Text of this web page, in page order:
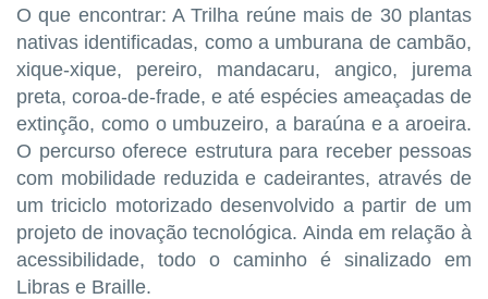
O que encontrar: A Trilha reúne mais de 30 plantas
nativas identificadas, como a umburana de cambão,
xique-xique, pereiro, mandacaru, angico, jurema
preta, coroa-de-frade, e até espécies ameaçadas de
extinção, como o umbuzeiro, a baraúna e a aroeira.
O percurso oferece estrutura para receber pessoas
com mobilidade reduzida e cadeirantes, através de
um triciclo motorizado desenvolvido a partir de um
projeto de inovação tecnológica. Ainda em relação à
acessibilidade, todo o caminho é sinalizado em
Libras e Braille.